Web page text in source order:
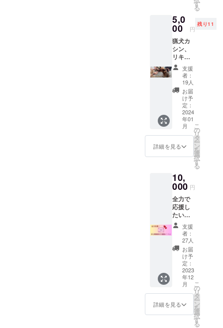
応
しく
は“全力
応
援！”で
のご支
援よろ
しくお
願いし
ます！
※YouTu
beで配
信しま
すの
で、備
考欄に
掲載し
たいお
い。 そ
の際、
公序良
俗に反
するよ
うな名
称はお
控えく
ださ
い。
す
る
5,0
00 円
残り11
猟犬カ
シン、
リキ、
アス
カ、Xと
リアル
で触れ
合える
オフ会
への参
加チ
ケット
です。
※紙での
発行は
致しま
福岡県
北九州
市の名
物でも
ある東
筑軒
の“かし
わ飯弁
当”とお
茶込み
です。
チケッ
トは大
人1人の
みで、
ご夫
婦、
支援
者：
19人
お届
け予
定：
2024
年01
月
詳細を見る
こ
の
リ
タ
ー
ン
を
選
択
す
る
10,
000 円
全力で
応援し
たい！
一口
10,000
円で応
援で
き、何
口でも
ご支援
頂けま
す。 “と
にかく
全力で
応援し
た
支援
者：
27人
お届
け予
定：
2023
年12
月
詳細を見る
こ
の
リ
タ
ー
ン
を
選
択
す
る